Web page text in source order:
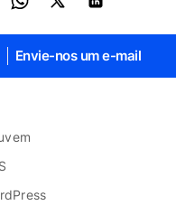
Envie-nos um e-mail